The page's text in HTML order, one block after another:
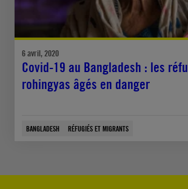
6 avril, 2020
Covid-19 au Bangladesh : les
rohingyas âgés en danger
BANGLADESH RÉFUGIÉS ET MIGRANTS